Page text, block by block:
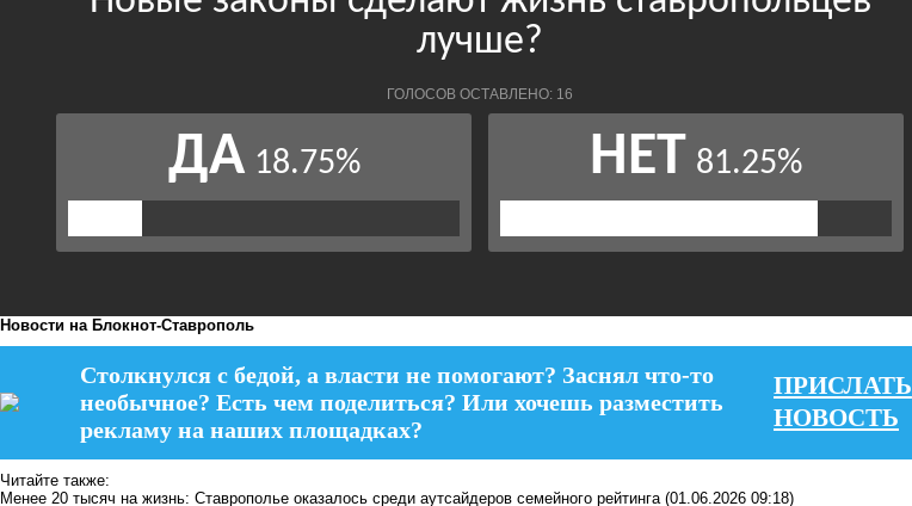
Новости на Блoкнoт-Ставрополь
Столкнулся с бедой, а власти не помогают? Заснял что-то
необычное? Есть чем поделиться? Или хочешь разместить
рекламу на наших площадках?
ПРИСЛАТЬ
НОВОСТЬ
Читайте также:
Менее 20 тысяч на жизнь: Ставрополье оказалось среди аутсайдеров семейного рейтинга (01.06.2026 09:18)